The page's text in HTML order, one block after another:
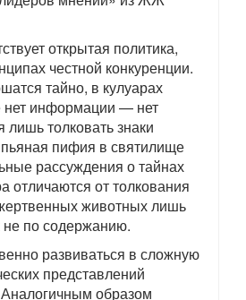
открытая политика,
честной конкуренции.
тайно, в кулуарах
нет информации — нет
лишь толковать знаки
пифия в святилище
рассуждения о тайнах
отличаются от толкования
животных лишь
по содержанию.
развиваться в сложную
представлений
образом